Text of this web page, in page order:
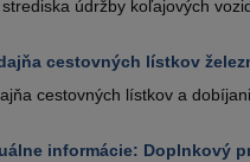
údržby koľajových
cestovných lístkov
cestovných lístkov a
informácie: Doplnkový